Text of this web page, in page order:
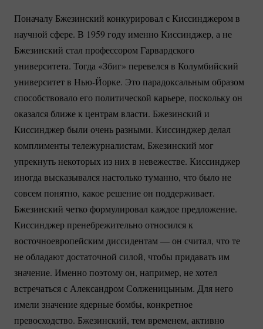
Поначалу Бжезинский конкурировал с Киссинджером в
научной сфере. В 1959 году именно Киссинджер, а не
Бжезинский стал профессором Гарвардского
университета. Тогда «Збиг» перевелся в Колумбийский
университет в Нью-Йорке. Это парадоксальным образом
способствовало его политической карьере, поскольку он
оказался ближе к центрам власти. Бжезинский и
Киссинджер были очень разными. Киссинджер делал
комплименты тележурналистам, Бжезинский мог
упрекнуть некоторых из них в невежестве. Киссинджер
иногда высказывался настолько туманно, что было не
совсем понятно, какое решение он поддерживает.
Бжезинский четко формулировал каждое предложение.
Киссинджер пренебрежительно относился к
восточноевропейским диссидентам — он считал, что те
не обладают достаточной силой, чтобы придавать им
значение. Именно поэтому он, например, не хотел
встречаться с Александром Солженицыным. Для него
имели значение ядерные бомбы, конкретное
превосходство. Бжезинский, тем временем, активно